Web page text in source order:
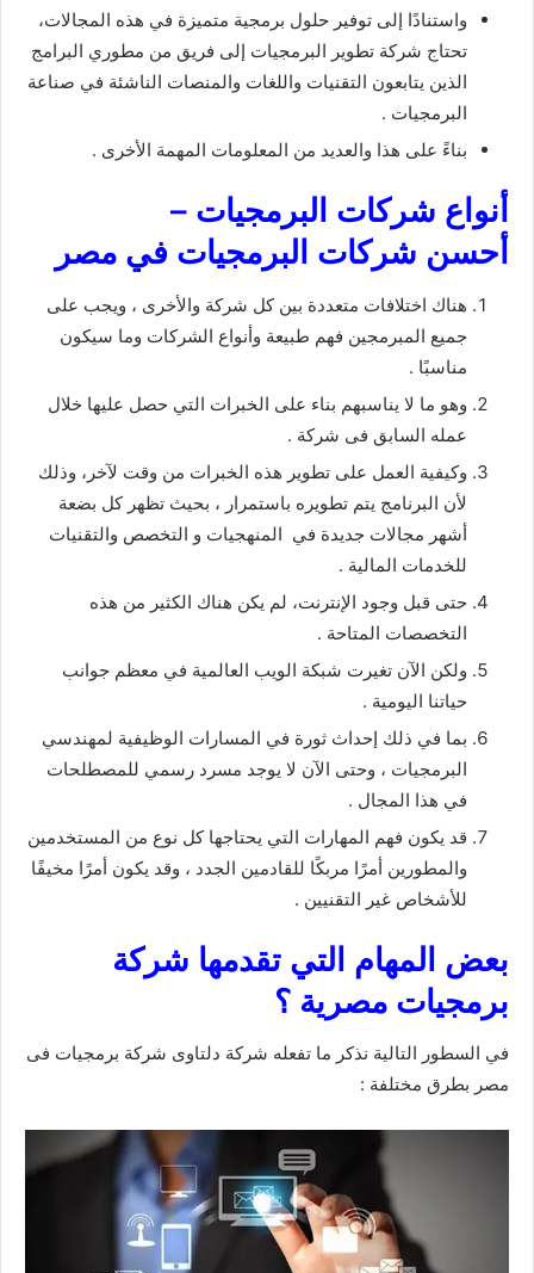
واستنادًا إلى توفير حلول برمجية متميزة في هذه المجالات،
تحتاج شركة تطوير البرمجيات إلى فريق من مطوري البرامج
الذين يتابعون التقنيات واللغات والمنصات الناشئة في صناعة
البرمجيات .
بناءً على هذا والعديد من المعلومات المهمة الأخرى .
أنواع شركات البرمجيات –
أحسن شركات البرمجيات في مصر
هناك اختلافات متعددة بين كل شركة والأخرى ، ويجب على
جميع المبرمجين فهم طبيعة وأنواع الشركات وما سيكون
مناسبًا .
وهو ما لا يناسبهم بناء على الخبرات التي حصل عليها خلال
عمله السابق فى شركة .
وكيفية العمل على تطوير هذه الخبرات من وقت لآخر، وذلك
لأن البرنامج يتم تطويره باستمرار ، بحيث تظهر كل بضعة
أشهر مجالات جديدة في المنهجيات و التخصص والتقنيات
للخدمات المالية .
حتى قبل وجود الإنترنت، لم يكن هناك الكثير من هذه
التخصصات المتاحة .
ولكن الآن تغيرت شبكة الويب العالمية في معظم جوانب
حياتنا اليومية .
بما في ذلك إحداث ثورة في المسارات الوظيفية لمهندسي
البرمجيات ، وحتى الآن لا يوجد مسرد رسمي للمصطلحات
في هذا المجال .
قد يكون فهم المهارات التي يحتاجها كل نوع من المستخدمين
والمطورين أمرًا مربكًا للقادمين الجدد ، وقد يكون أمرًا مخيفًا
للأشخاص غير التقنيين .
بعض المهام التي تقدمها شركة
برمجيات مصرية ؟
في السطور التالية نذكر ما تفعله شركة دلتاوى شركة برمجيات فى
مصر بطرق مختلفة :